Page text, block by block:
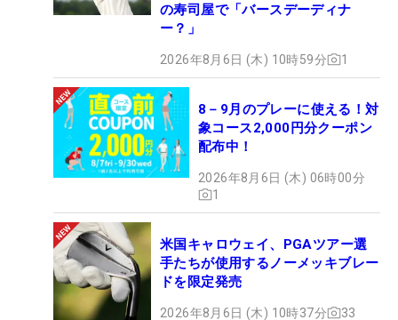
の寿司屋で「バースデーディナ
ー？」
2026年8月6日 (木) 10時59分 1
8－9月のプレーに使える！対
象コース2,000円分クーポン
配布中！
2026年8月6日 (木) 06時00分
1
米国キャロウェイ、PGAツアー選
手たちが使用するノーメッキブレー
ドを限定発売
2026年8月6日 (木) 10時37分 33